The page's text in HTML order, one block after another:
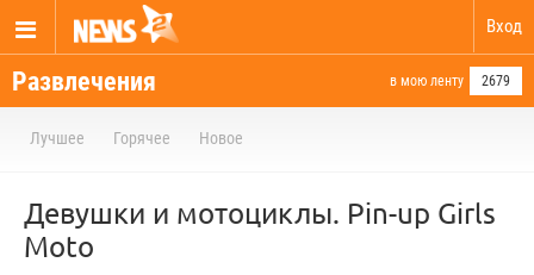
Вход
Развлечения в мою ленту 2679
Лучшее Горячее Новое
Девушки и мотоциклы. Pin-up Girls
Moto